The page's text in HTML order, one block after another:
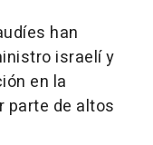
han
israelí y
en la
parte de altos